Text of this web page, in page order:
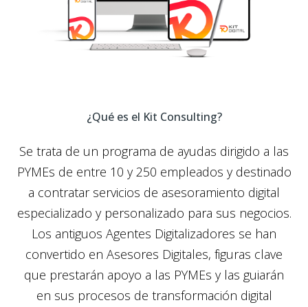
¿Qué es el Kit Consulting?
Se trata de un programa de ayudas dirigido a las
PYMEs de entre 10 y 250 empleados y destinado
a contratar servicios de asesoramiento digital
especializado y personalizado para sus negocios.
Los antiguos Agentes Digitalizadores se han
convertido en Asesores Digitales, figuras clave
que prestarán apoyo a las PYMEs y las guiarán
en sus procesos de transformación digital